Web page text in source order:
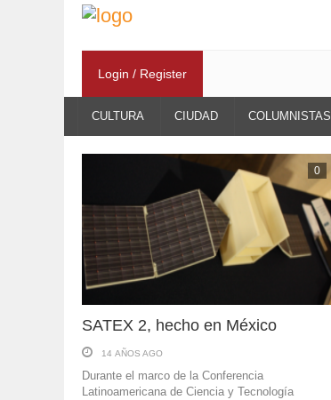
Login / Register
CULTURA CIUDAD COLUMNISTAS
0
SATEX 2, hecho en México
14 AÑOS AGO
Durante el marco de la Conferencia
Latinoamericana de Ciencia y Tecnología